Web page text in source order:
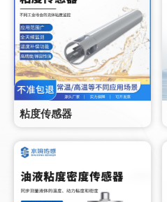
粘度传感器